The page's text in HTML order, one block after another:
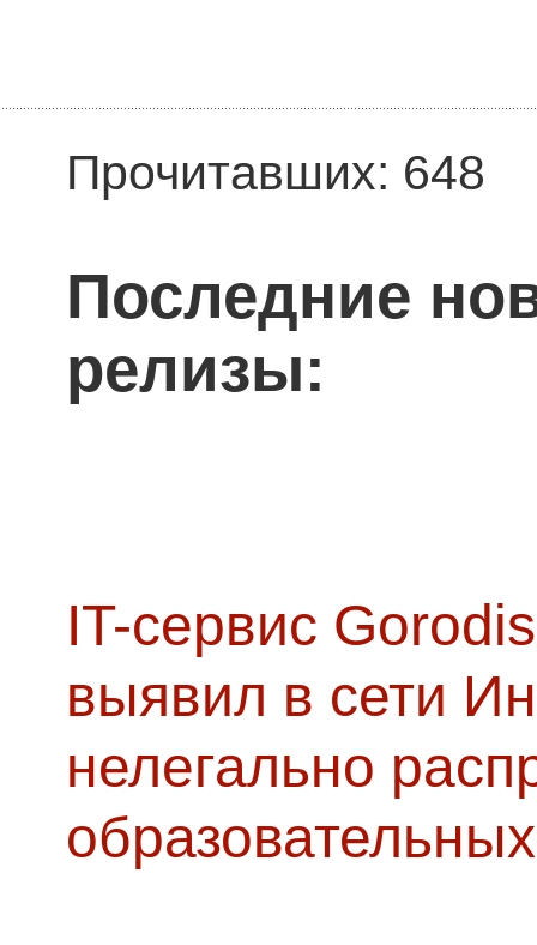
Прочитавших: 648
Последние
релизы:
IT-сервис
выявил в сети
нелегально